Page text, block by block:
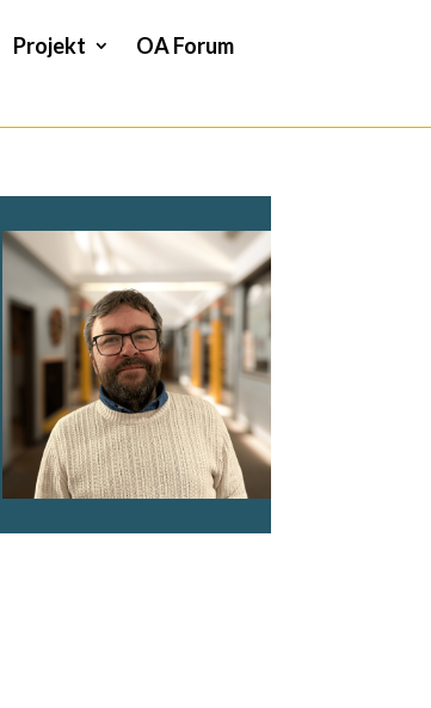
Projekt
OA Forum